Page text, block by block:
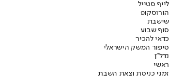
לייף סטייל
הורוסקופ
שישבת
סוף שבוע
כדאי להכיר
סיפור המשק הישראלי
נדל"ן
ראשי
זמני כניסת וצאת השבת